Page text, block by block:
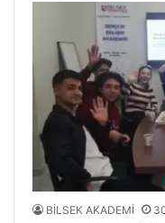
BİLSEK AKADEMİ